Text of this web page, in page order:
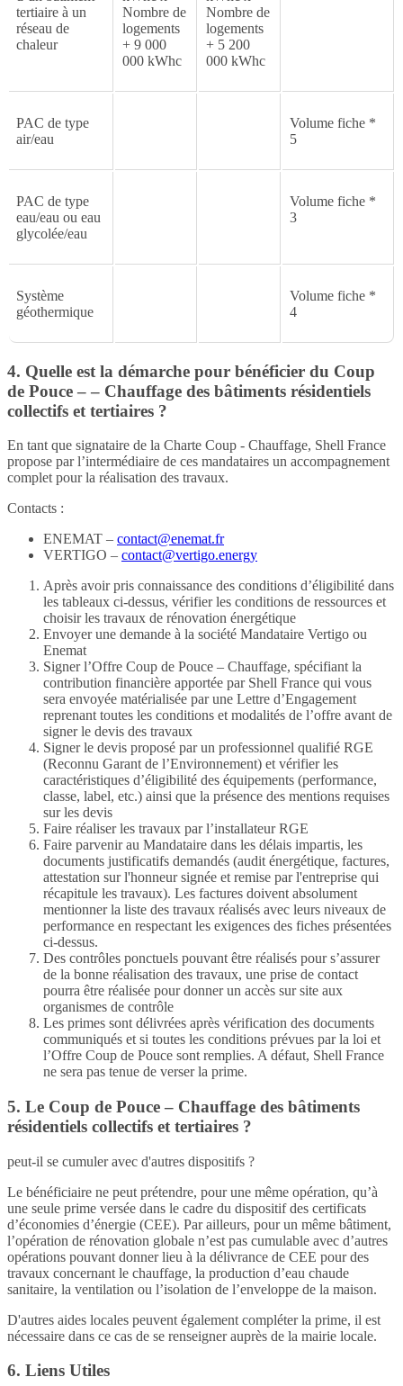
tertiaire à un
réseau de
chaleur
Nombre de
logements
+ 9 000
000 kWhc
Nombre de
logements
+ 5 200
000 kWhc
PAC de type
air/eau
Volume fiche *
5
PAC de type
eau/eau ou eau
glycolée/eau
Volume fiche *
3
Système
géothermique
Volume fiche *
4
4. Quelle est la démarche pour bénéficier du Coup
de Pouce – – Chauffage des bâtiments résidentiels
collectifs et tertiaires ?
En tant que signataire de la Charte Coup - Chauffage, Shell France
propose par l’intermédiaire de ces mandataires un accompagnement
complet pour la réalisation des travaux.
Contacts :
ENEMAT – contact@enemat.fr
VERTIGO – contact@vertigo.energy
Après avoir pris connaissance des conditions d’éligibilité dans
les tableaux ci-dessus, vérifier les conditions de ressources et
choisir les travaux de rénovation énergétique
Envoyer une demande à la société Mandataire Vertigo ou
Enemat
Signer l’Offre Coup de Pouce – Chauffage, spécifiant la
contribution financière apportée par Shell France qui vous
sera envoyée matérialisée par une Lettre d’Engagement
reprenant toutes les conditions et modalités de l’offre avant de
signer le devis des travaux
Signer le devis proposé par un professionnel qualifié RGE
(Reconnu Garant de l’Environnement) et vérifier les
caractéristiques d’éligibilité des équipements (performance,
classe, label, etc.) ainsi que la présence des mentions requises
sur les devis
Faire réaliser les travaux par l’installateur RGE
Faire parvenir au Mandataire dans les délais impartis, les
documents justificatifs demandés (audit énergétique, factures,
attestation sur l'honneur signée et remise par l'entreprise qui
récapitule les travaux). Les factures doivent absolument
mentionner la liste des travaux réalisés avec leurs niveaux de
performance en respectant les exigences des fiches présentées
ci-dessus.
Des contrôles ponctuels pouvant être réalisés pour s’assurer
de la bonne réalisation des travaux, une prise de contact
pourra être réalisée pour donner un accès sur site aux
organismes de contrôle
Les primes sont délivrées après vérification des documents
communiqués et si toutes les conditions prévues par la loi et
l’Offre Coup de Pouce sont remplies. A défaut, Shell France
ne sera pas tenue de verser la prime.
5. Le Coup de Pouce – Chauffage des bâtiments
résidentiels collectifs et tertiaires ?
peut-il se cumuler avec d'autres dispositifs ?
Le bénéficiaire ne peut prétendre, pour une même opération, qu’à
une seule prime versée dans le cadre du dispositif des certificats
d’économies d’énergie (CEE). Par ailleurs, pour un même bâtiment,
l’opération de rénovation globale n’est pas cumulable avec d’autres
opérations pouvant donner lieu à la délivrance de CEE pour des
travaux concernant le chauffage, la production d’eau chaude
sanitaire, la ventilation ou l’isolation de l’enveloppe de la maison.
D'autres aides locales peuvent également compléter la prime, il est
nécessaire dans ce cas de se renseigner auprès de la mairie locale.
6. Liens Utiles